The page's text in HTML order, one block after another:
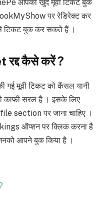
आपको खुद मूवी टिकट बुक
पर रेडिरेक्ट कर
टिकट बुक कर सकते हैं ।
कैसे करें ?
गई मूवी टिकट को कैंसल यानी
काफी सरल है । इसके लिए
section पर जाना चाहिए ।
ऑप्शन पर क्लिक करना है
आपने बुक किया है ।